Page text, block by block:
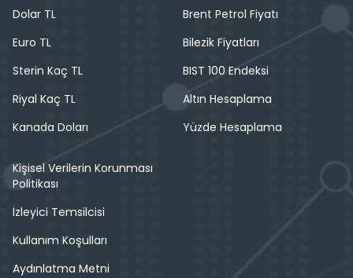
Dolar TL
Euro TL
Sterin Kaç TL
Riyal Kaç TL
Kanada Doları
Brent Petrol Fiyatı
Bilezik Fiyatları
BIST 100 Endeksi
Altın Hesaplama
Yüzde Hesaplama
Kişisel Verilerin Korunması
Politikası
İzleyici Temsilcisi
Kullanım Koşulları
Aydınlatma Metni